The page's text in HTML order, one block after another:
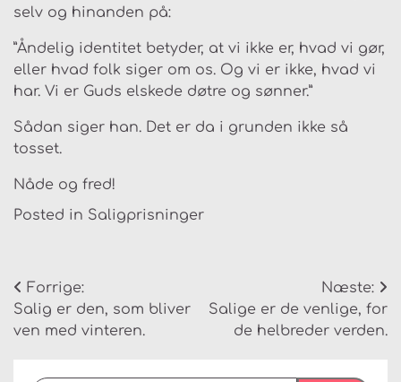
selv og hinanden på:
”Åndelig identitet betyder, at vi ikke er, hvad vi gør,
eller hvad folk siger om os. Og vi er ikke, hvad vi
har. Vi er Guds elskede døtre og sønner.”
Sådan siger han. Det er da i grunden ikke så
tosset.
Nåde og fred!
Posted in Saligprisninger
Indlægsnavigation
Forrige:
Salig er den, som bliver
ven med vinteren.
Næste:
Salige er de venlige, for
de helbreder verden.